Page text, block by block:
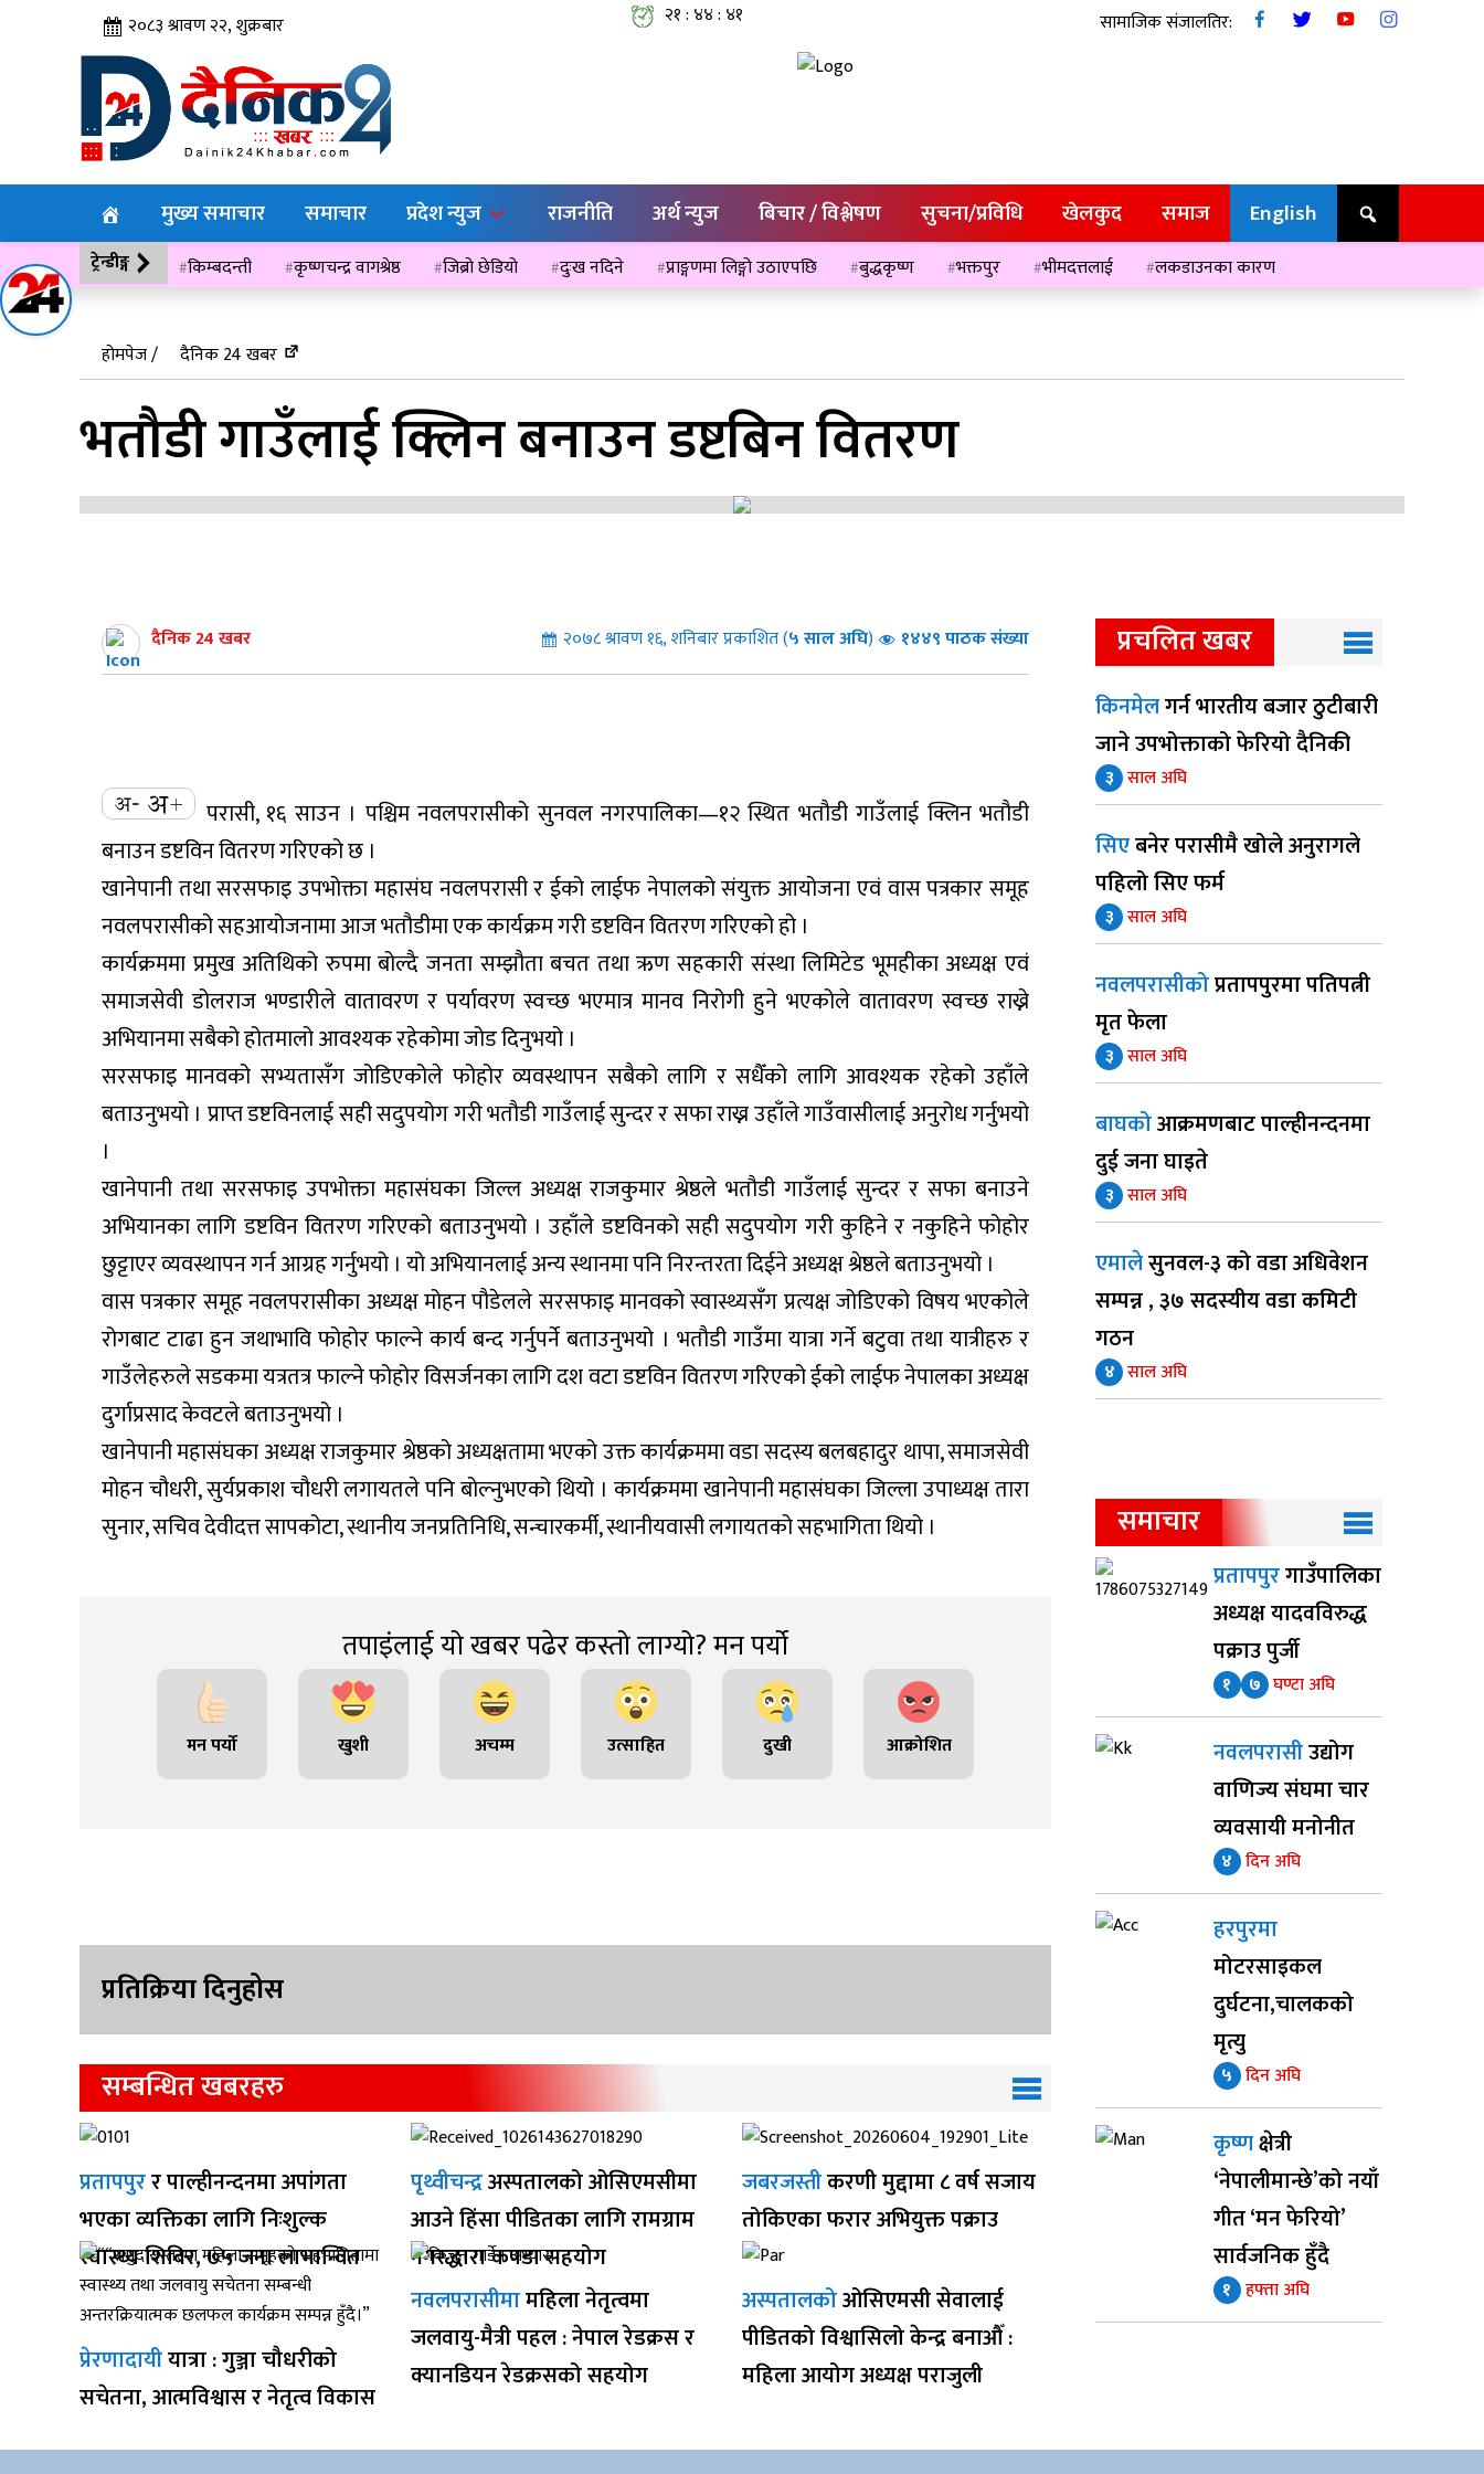
२०८३ श्रावण २२, शुक्रबार २१ : ४४ : ४१ सामाजिक संजालतिर:
मुख्य समाचार समाचार प्रदेश न्युज राजनीति अर्थ न्युज बिचार / विश्लेषण सुचना/प्रविधि खेलकुद समाज English
ट्रेन्डीङ्ग किम्बदन्ती कृष्णचन्द्र वागश्रेष्ठ जिब्रो छेडियो दुःख नदिने प्राङ्गणमा लिङ्गो उठाएपछि बुद्धकृष्ण भक्तपुर भीमदत्तलाई
लकडाउनका कारण
होमपेज /
दैनिक 24 खबर
भतौडी गाउँलाई क्लिन बनाउन डष्टबिन वितरण
दैनिक 24 खबर २०७८ श्रावण १६, शनिबार प्रकाशित (५साल अघि) १४४९ पाठक संख्या
परासी, १६ साउन । पश्चिम नवलपरासीको सुनवल नगरपालिका—१२ स्थित भतौडी गाउँलाई क्लिन भतौडी
बनाउन डष्टविन वितरण गरिएको छ ।
खानेपानी तथा सरसफाइ उपभोक्ता महासंघ नवलपरासी र ईको लाईफ नेपालको संयुक्त आयोजना एवं वास पत्रकार समूह
नवलपरासीको सहआयोजनामा आज भतौडीमा एक कार्यक्रम गरी डष्टविन वितरण गरिएको हो ।
कार्यक्रममा प्रमुख अतिथिको रुपमा बोल्दै जनता सम्झौता बचत तथा ऋण सहकारी संस्था लिमिटेड भूमहीका अध्यक्ष एवं
समाजसेवी डोलराज भण्डारीले वातावरण र पर्यावरण स्वच्छ भएमात्र मानव निरोगी हुने भएकोले वातावरण स्वच्छ राख्ने
अभियानमा सबैको होतमालो आवश्यक रहेकोमा जोड दिनुभयो ।
सरसफाइ मानवको सभ्यतासँग जोडिएकोले फोहोर व्यवस्थापन सबैको लागि र सधैँको लागि आवश्यक रहेको उहाँले
बताउनुभयो । प्राप्त डष्टविनलाई सही सदुपयोग गरी भतौडी गाउँलाई सुन्दर र सफा राख्न उहाँले गाउँवासीलाई अनुरोध गर्नुभयो
।
खानेपानी तथा सरसफाइ उपभोक्ता महासंघका जिल्ल अध्यक्ष राजकुमार श्रेष्ठले भतौडी गाउँलाई सुन्दर र सफा बनाउने
अभियानका लागि डष्टविन वितरण गरिएको बताउनुभयो । उहाँले डष्टविनको सही सदुपयोग गरी कुहिने र नकुहिने फोहोर
छुट्टाएर व्यवस्थापन गर्न आग्रह गर्नुभयो । यो अभियानलाई अन्य स्थानमा पनि निरन्तरता दिईने अध्यक्ष श्रेष्ठले बताउनुभयो ।
वास पत्रकार समूह नवलपरासीका अध्यक्ष मोहन पौडेलले सरसफाइ मानवको स्वास्थ्यसँग प्रत्यक्ष जोडिएको विषय भएकोले
रोगबाट टाढा हुन जथाभावि फोहोर फाल्ने कार्य बन्द गर्नुपर्ने बताउनुभयो । भतौडी गाउँमा यात्रा गर्ने बटुवा तथा यात्रीहरु र
गाउँलेहरुले सडकमा यत्रतत्र फाल्ने फोहोर विसर्जनका लागि दश वटा डष्टविन वितरण गरिएको ईको लाईफ नेपालका अध्यक्ष
दुर्गाप्रसाद केवटले बताउनुभयो ।
खानेपानी महासंघका अध्यक्ष राजकुमार श्रेष्ठको अध्यक्षतामा भएको उक्त कार्यक्रममा वडा सदस्य बलबहादुर थापा, समाजसेवी
मोहन चौधरी, सुर्यप्रकाश चौधरी लगायतले पनि बोल्नुभएको थियो । कार्यक्रममा खानेपानी महासंघका जिल्ला उपाध्यक्ष तारा
सुनार, सचिव देवीदत्त सापकोटा, स्थानीय जनप्रतिनिधि, सन्चारकर्मी, स्थानीयवासी लगायतको सहभागिता थियो ।
तपाइंलाई यो खबर पढेर कस्तो लाग्यो? मन पर्यो
मन पर्यो खुशी अचम्म उत्साहित दुखी आक्रोशित
प्रतिक्रिया दिनुहोस
सम्बन्धित खबरहरु
प्रतापपुरर पाल्हीनन्दनमा अपांगता
भएका व्यक्तिका लागि निःशुल्क
स्वास्थ्य शिविर, ७५ जना लाभान्वित
पृथ्वीचन्द्रअस्पतालको ओसिएमसीमा
आउने हिंसा पीडितका लागि रामग्राम
नगरद्धारा कपडा सहयोग
जबरजस्तीकरणी मुद्दामा ८ वर्ष सजाय
तोकिएका फरार अभियुक्त पक्राउ
प्रेरणादायीयात्रा : गुञ्जा चौधरीको
सचेतना, आत्मविश्वास र नेतृत्व विकास
नवलपरासीमामहिला नेतृत्वमा
जलवायु-मैत्री पहल : नेपाल रेडक्रस र
क्यानडियन रेडक्रसको सहयोग
अस्पतालकोओसिएमसी सेवालाई
पीडितको विश्वासिलो केन्द्र बनाऔँ :
महिला आयोग अध्यक्ष पराजुली
प्रचलित खबर
किनमेलगर्न भारतीय बजार ठुटीबारी
जाने उपभोक्ताको फेरियो दैनिकी
३ साल अघि
सिएबनेर परासीमै खोले अनुरागले
पहिलो सिए फर्म
३ साल अघि
नवलपरासीकोप्रतापपुरमा पतिपत्नी
मृत फेला
३ साल अघि
बाघकोआक्रमणबाट पाल्हीनन्दनमा
दुई जना घाइते
३ साल अघि
एमालेसुनवल-३ को वडा अधिवेशन
सम्पन्न , ३७ सदस्यीय वडा कमिटी
गठन
४ साल अघि
समाचार
प्रतापपुरगाउँपालिका
अध्यक्ष यादवविरुद्ध
पक्राउ पुर्जी
१ ७ घण्टा अघि
नवलपरासीउद्योग
वाणिज्य संघमा चार
व्यवसायी मनोनीत
४ दिन अघि
हरपुरमा
मोटरसाइकल
दुर्घटना,चालकको
मृत्यु
५ दिन अघि
कृष्णक्षेत्री
‘नेपालीमान्छे’को नयाँ
गीत ‘मन फेरियो’
सार्वजनिक हुँदै
१ हफ्ता अघि